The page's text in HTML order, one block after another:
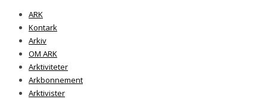
ARK
Kontark
Arkiv
OM ARK
Arktiviteter
Arkbonnement
Arktivister